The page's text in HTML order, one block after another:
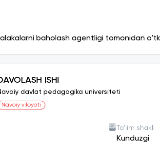
baholash agentligi tomonidan
ISHI
davlat pedagogika universiteti
Navoiy viloyati
Ta'lim shakli
Kunduzgi